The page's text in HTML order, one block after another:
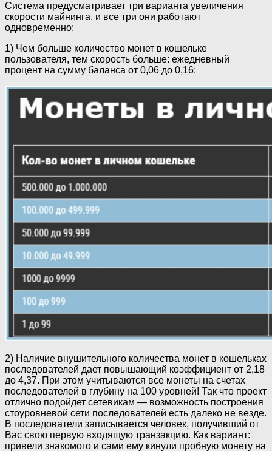
Система предусматривает три варианта увеличения
скорости майнинга, и все три они работают
одновременно:
1) Чем больше количество монет в кошельке
пользователя, тем скорость больше: ежедневный
процент на сумму баланса от 0,06 до 0,16:
2) Наличие внушительного количества монет в кошельках
последователей дает повышающий коэффициент от 2,18
до 4,37. При этом учитываются все монеты на счетах
последователей в глубину на 100 уровней! Так что проект
отлично подойдет сетевикам — возможность построения
стоуровневой сети последователей есть далеко не везде.
В последователи записывается человек, получивший от
Вас свою первую входящую транзакцию. Как вариант:
привели знакомого и сами ему кинули пробную монету на